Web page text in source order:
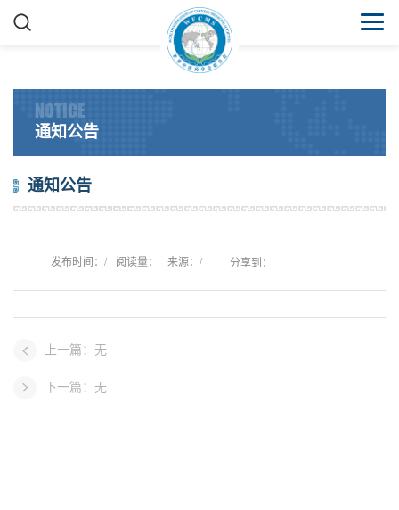
NOTICE
通知公告
通知公告
发布时间：/ 阅读量： 来源：/ 分享到：
上一篇：无
下一篇：无